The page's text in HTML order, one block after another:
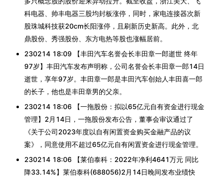
科电器、帅丰电器三股均封板涨停，同时，家电连接器次新
股珠城科技获20cm长阳涨停，且刷新历史新高。此外，北
鼎股份、秀强股份、东方电热等股也涨幅居前。
230214 18:09 【丰田汽车名誉会长丰田章一郎逝世 终年
97岁】丰田汽车发布声明称，公司名誉会长丰田章一郎14日
逝世，享年97岁。丰田章一郎是丰田汽车创始人丰田喜一郎
的长子，他也是丰田章男的父亲。
230214 18:06 【一拖股份：拟以65亿元自有资金进行现金
管理】2月14日，一拖股份发布公告，董事会审议通过了
《关于公司2023年度以自有闲置资金购买金融产品的议
案》，同意使用不超过65亿元自有闲置资金进行现金管理。
230214 18:06 【莱伯泰科：2022年净利4641万元 同比
降33.14%】莱伯泰科(688056)2月14日晚间发布业绩快